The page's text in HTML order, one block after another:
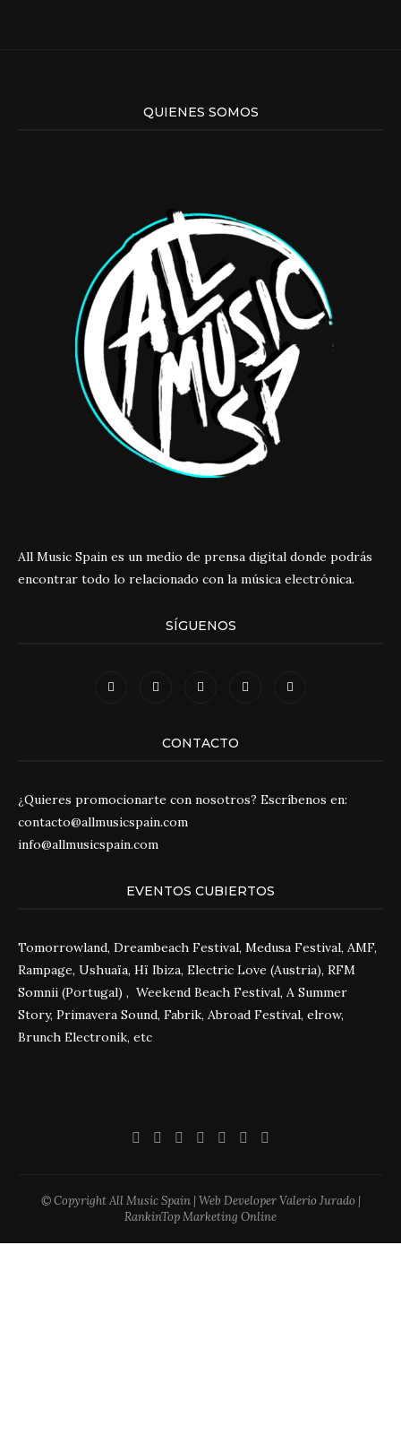
QUIENES SOMOS
All Music Spain es un medio de prensa digital donde podrás
encontrar todo lo relacionado con la música electrónica.
SÍGUENOS
CONTACTO
¿Quieres promocionarte con nosotros? Escríbenos en:
contacto@allmusicspain.com
info@allmusicspain.com
EVENTOS CUBIERTOS
Tomorrowland, Dreambeach Festival, Medusa Festival, AMF,
Rampage, Ushuaïa, Hï Ibiza, Electric Love (Austria), RFM
Somnii (Portugal) , Weekend Beach Festival, A Summer
Story, Primavera Sound, Fabrik, Abroad Festival, elrow,
Brunch Electronik, etc
© Copyright All Music Spain | Web Developer Valerio Jurado |
RankinTop Marketing Online